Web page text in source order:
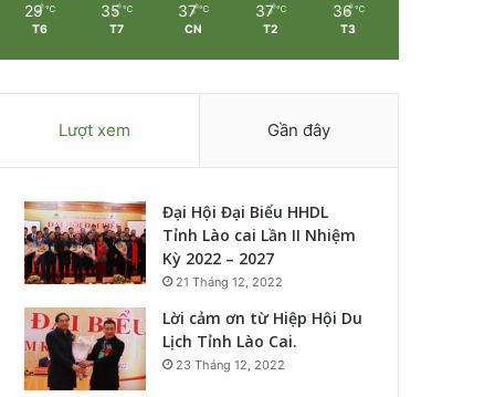
29 ℃
T6
35 ℃
T7
37 ℃
CN
37 ℃
T2
36 ℃
T3
Lượt xem Gần đây
Đại Hội Đại Biểu HHDL
Tỉnh Lào cai Lần II Nhiệm
Kỳ 2022 – 2027
21 Tháng 12, 2022
Lời cảm ơn từ Hiệp Hội Du
Lịch Tỉnh Lào Cai.
23 Tháng 12, 2022